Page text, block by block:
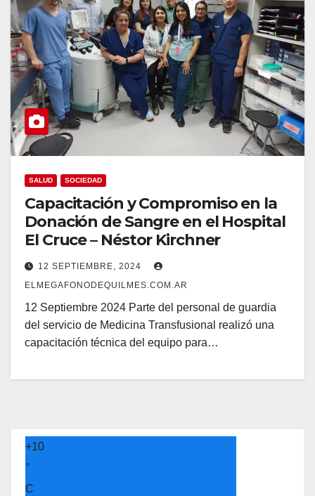
SALUD SOCIEDAD
Capacitación y Compromiso en la
Donación de Sangre en el Hospital
El Cruce – Néstor Kirchner
12 SEPTIEMBRE, 2024
ELMEGAFONODEQUILMES.COM.AR
12 Septiembre 2024 Parte del personal de guardia
del servicio de Medicina Transfusional realizó una
capacitación técnica del equipo para…
+10
°
C